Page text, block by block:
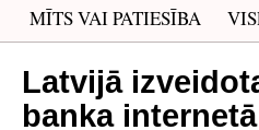
MĪTS VAI PATIESĪBA
Latvijā
banka internetā